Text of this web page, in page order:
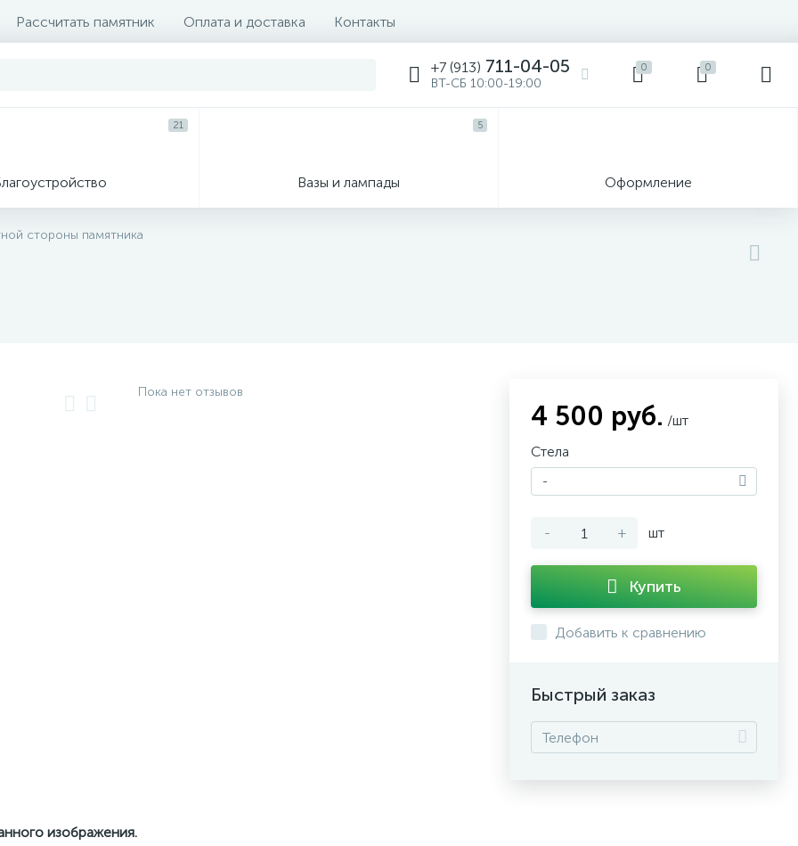
Рассчитать памятник Оплата и доставка Контакты
+7 (913) 711-04-05
ВТ-СБ 10:00-19:00
0 0
21
Вазы и лампады
5
Оформление
стороны памятника
Пока нет отзывов
изображения.
4 500 руб. /шт
Стела
-
- + шт
Купить
Добавить к сравнению
Быстрый заказ